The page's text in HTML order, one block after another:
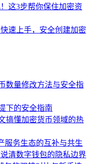
这3步帮你保住加密资
速上手，安全创建加密
数量修改方法与安全指
下的安全指南
搞懂加密货币领域的热
服务生态的互补与共生
清数字钱包的隐私边界